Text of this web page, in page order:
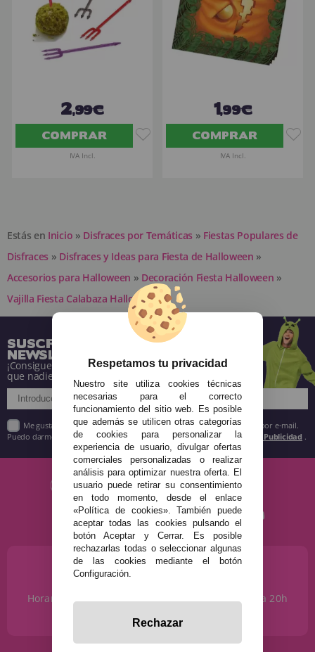
2,99€
COMPRAR
IVA Incl.
1,99€
COMPRAR
IVA Incl.
Estás en Inicio » Disfraces por Temáticas » Fiestas Populares de
Disfraces » Disfraces y Ideas para Fiesta de Halloween »
Accesorios para Halloween » Decoración Fiesta Halloween »
Vajilla Fiesta Calabaza Halloween
SUSCRÍBETE A NUESTRA
NEWSLETTER
¡Consigue descuentos y entérate de todo antes
que nadie!
Me gustaría recibir descuentos exclusivos, novedades y tendencias por e-mail.
Puedo darme de baja cuando quiera según lo recogido en la Política de Publicidad .
¿NECESITAS AYUDA?
Horario de Lunes a Sábados de 10 a 14h y de 17 a 20h
info@disfracestuyyo.com
Respetamos tu privacidad
Nuestro site utiliza cookies técnicas
necesarias para el correcto
funcionamiento del sitio web. Es posible
que además se utilicen otras categorías
de cookies para personalizar la
experiencia de usuario, divulgar ofertas
comerciales personalizadas o realizar
análisis para optimizar nuestra oferta. El
usuario puede retirar su consentimiento
en todo momento, desde el enlace
«Política de cookies». También puede
aceptar todas las cookies pulsando el
botón Aceptar y Cerrar. Es posible
rechazarlas todas o seleccionar algunas
de las cookies mediante el botón
Configuración.
Rechazar